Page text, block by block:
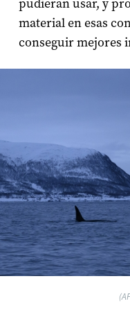
pudieran usar, y
material en esas
conseguir mejores